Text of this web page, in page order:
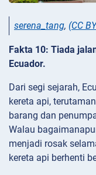
serena_tang, (CC
Fakta 10: Tiada
Ecuador.
Dari segi sejarah,
kereta api,
barang dan
Walau
menjadi rosak
kereta api berhenti